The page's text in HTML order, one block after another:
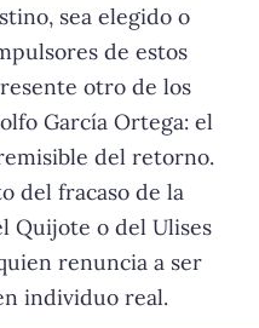
sea elegido o
de estos
otro de los
García Ortega: el
del retorno.
del fracaso de la
Quijote o del Ulises
renuncia a ser
individuo real.